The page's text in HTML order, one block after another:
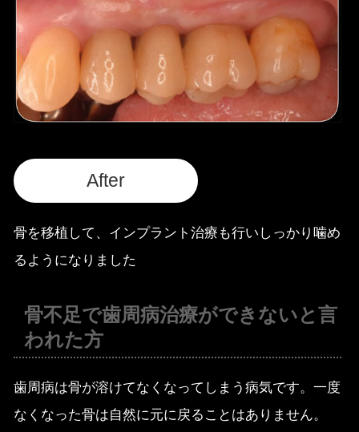
After
骨を移植して、インプラント治療も行いしっかり噛め
るようになりました
骨不足で歯周病治療ができないと言
われた方
歯周病は骨が溶けてなくなってしまう病気です。一度
なくなった骨は自然に元に戻ることはありません。